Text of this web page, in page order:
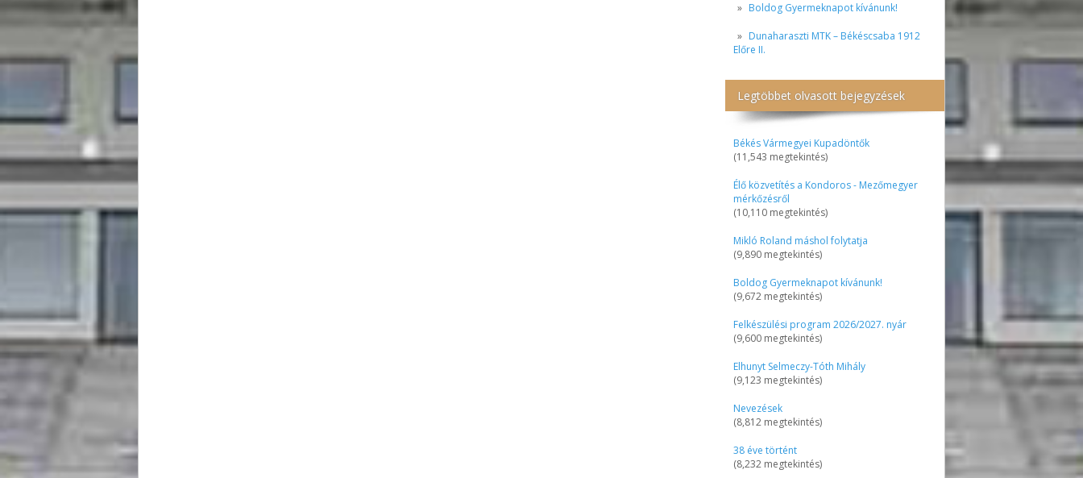
Boldog Gyermeknapot kívánunk!
Dunaharaszti MTK – Békéscsaba 1912
Előre II.
Legtöbbet olvasott bejegyzések
Békés Vármegyei Kupadöntők
(11,543 megtekintés)
Élő közvetítés a Kondoros - Mezőmegyer
mérkőzésről
(10,110 megtekintés)
Mikló Roland máshol folytatja
(9,890 megtekintés)
Boldog Gyermeknapot kívánunk!
(9,672 megtekintés)
Felkészülési program 2026/2027. nyár
(9,600 megtekintés)
Elhunyt Selmeczy-Tóth Mihály
(9,123 megtekintés)
Nevezések
(8,812 megtekintés)
38 éve történt
(8,232 megtekintés)